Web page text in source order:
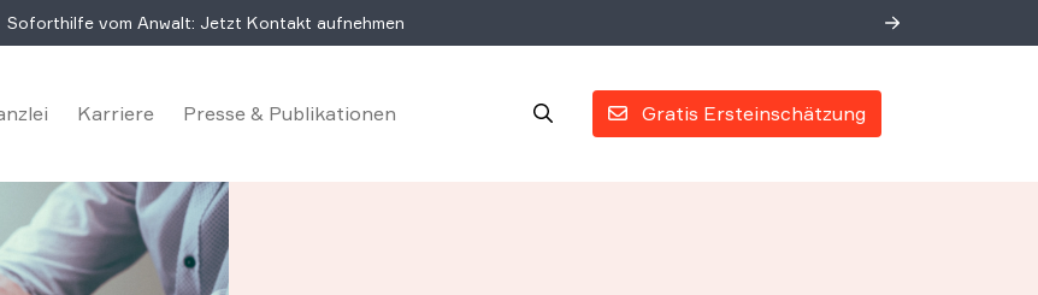
Soforthilfe vom Anwalt: Jetzt Kontakt aufnehmen
Gratis Ersteinschätzung
Karriere Presse & Publikationen